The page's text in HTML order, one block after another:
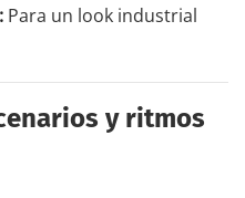
Para un look industrial
y ritmos